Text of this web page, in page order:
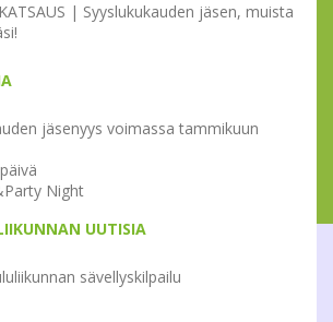
| Syyslukukauden jäsen, muista
jäsenyys voimassa tammikuun
Night
UUTISIA
sävellyskilpailu